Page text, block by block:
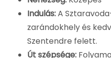
Indulás:A
zarándokhely és
Szentendre felett.
Út szépsége: